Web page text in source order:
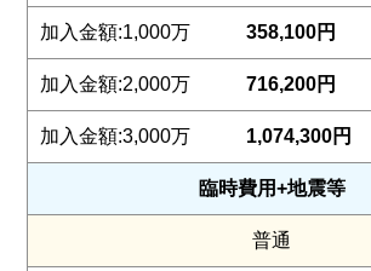
358,100円
716,200円
1,074,300円
臨時費用+地震等
普通